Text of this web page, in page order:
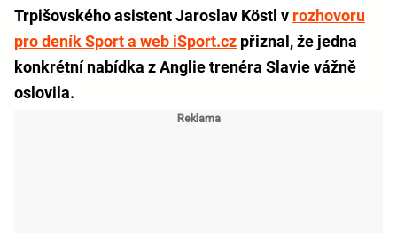
Trpišovského asistent Jaroslav Köstl v rozhovoru
pro deník Sport a web iSport.cz přiznal, že jedna
konkrétní nabídka z Anglie trenéra Slavie vážně
oslovila.